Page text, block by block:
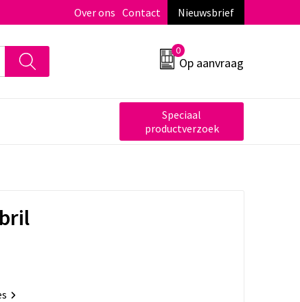
Over ons Contact Nieuwsbrief
0
Op aanvraag
Speciaal
productverzoek